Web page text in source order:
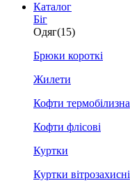
Каталог
Біг
Одяг(15)
Брюки короткі
Жилети
Кофти термобілизна
Кофти флісові
Куртки
Куртки вітрозахисні